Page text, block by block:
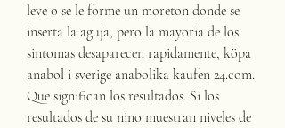
leve o se le forme un moreton donde se
inserta la aguja, pero la mayoria de los
sintomas desaparecen rapidamente, köpa
anabol i sverige anabolika kaufen 24.com.
Que significan los resultados. Si los
resultados de su nino muestran niveles de